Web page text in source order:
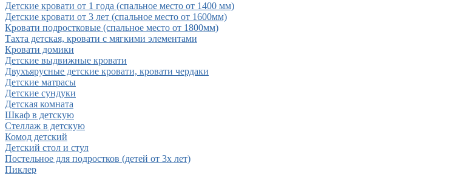
Детские кровати от 1 года (спальное место от 1400 мм)
Детские кровати от 3 лет (спальное место от 1600мм)
Кровати подростковые (спальное место от 1800мм)
Тахта детская, кровати с мягкими элементами
Кровати домики
Детские выдвижные кровати
Двухъярусные детские кровати, кровати чердаки
Детские матрасы
Детские сундуки
Детская комната
Шкаф в детскую
Стеллаж в детскую
Комод детский
Детский стол и стул
Постельное для подростков (детей от 3х лет)
Пиклер